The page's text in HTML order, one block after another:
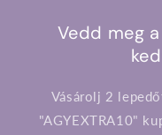
Vedd meg
Vásárolj 2
"AGYEXTRA10"